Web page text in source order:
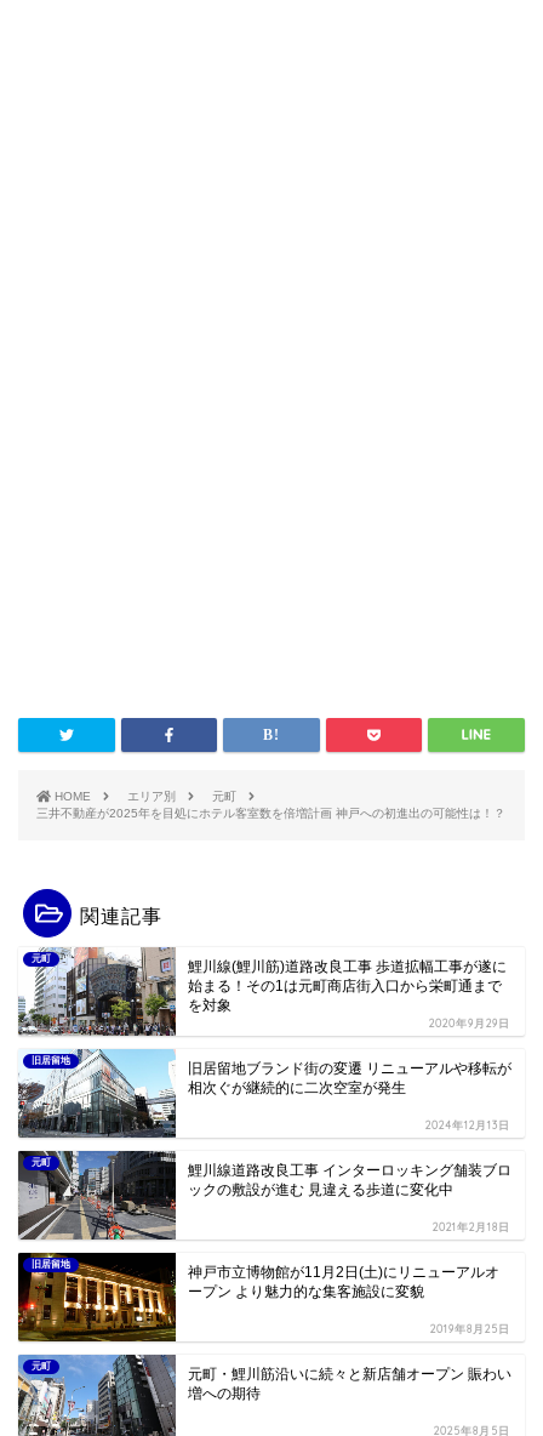
HOME エリア別
元町
三井不動産が2025年を目処にホテル客室数を倍増計画 神戸への初進出の可能性は！？
関連記事
元町
鯉川線(鯉川筋)道路改良工事 歩道拡幅工事が遂に
始まる！その1は元町商店街入口から栄町通まで
を対象
2020年9月29日
旧居留地
旧居留地ブランド街の変遷 リニューアルや移転が
相次ぐが継続的に二次空室が発生
2024年12月13日
元町
鯉川線道路改良工事 インターロッキング舗装ブロ
ックの敷設が進む 見違える歩道に変化中
2021年2月18日
旧居留地
神戸市立博物館が11月2日(土)にリニューアルオ
ープン より魅力的な集客施設に変貌
2019年8月25日
元町
元町・鯉川筋沿いに続々と新店舗オープン 賑わい
増への期待
2025年8月5日